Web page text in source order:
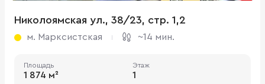
Николоямская ул., 38/23, стр. 1,2
м. Марксистская ~14 мин.
Площадь
1 874 м²
Этаж
1